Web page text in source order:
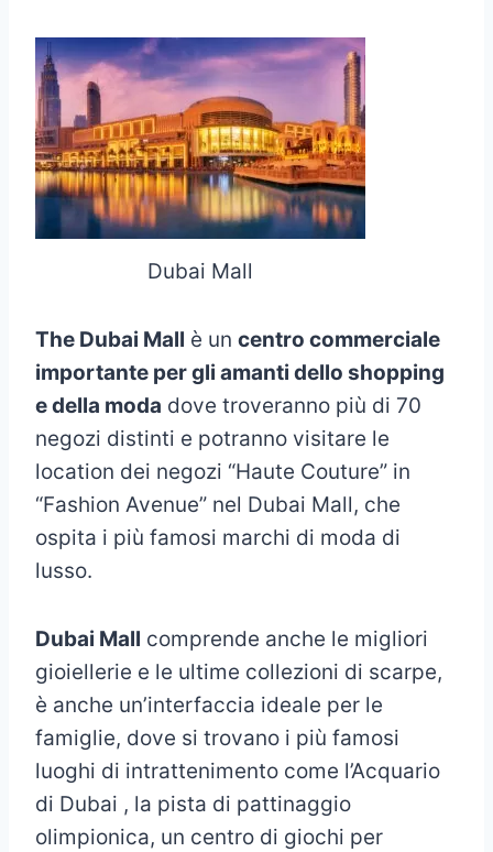
Dubai Mall
The Dubai Mall è un centro commerciale
importante per gli amanti dello shopping
e della moda dove troveranno più di 70
negozi distinti e potranno visitare le
location dei negozi “Haute Couture” in
“Fashion Avenue” nel Dubai Mall, che
ospita i più famosi marchi di moda di
lusso.
Dubai Mall comprende anche le migliori
gioiellerie e le ultime collezioni di scarpe,
è anche un’interfaccia ideale per le
famiglie, dove si trovano i più famosi
luoghi di intrattenimento come l’Acquario
di Dubai , la pista di pattinaggio
olimpionica, un centro di giochi per